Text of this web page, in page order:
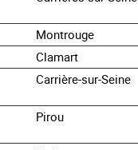
Montrouge
Clamart
Carrière-sur-Seine
Pirou